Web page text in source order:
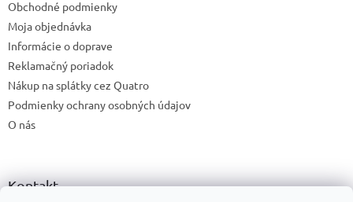
Obchodné podmienky
Moja objednávka
Informácie o doprave
Reklamačný poriadok
Nákup na splátky cez Quatro
Podmienky ochrany osobných údajov
O nás
Kontakt